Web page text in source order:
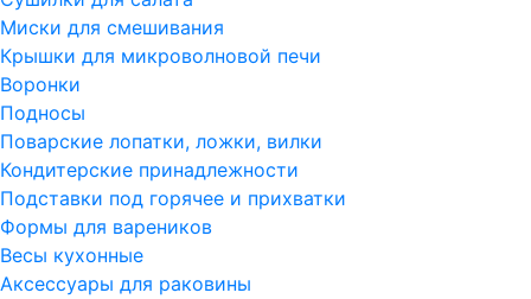
Миски для смешивания
Крышки для микроволновой печи
Воронки
Подносы
Поварские лопатки, ложки, вилки
Кондитерские принадлежности
Подставки под горячее и прихватки
Формы для вареников
Весы кухонные
Аксессуары для раковины